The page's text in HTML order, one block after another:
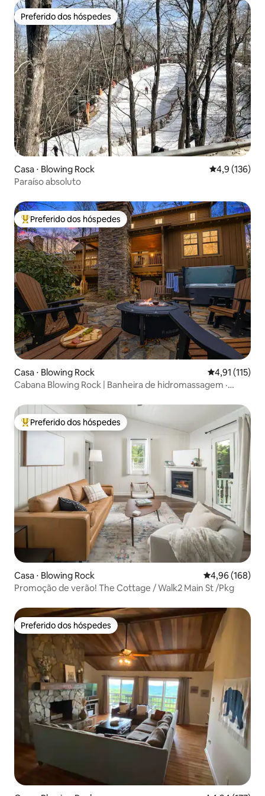
Preferido dos hóspedes
Preferido dos hóspedes
Casa ⋅ Blowing Rock 4,9 de uma
4,9 (136)
Paraíso absoluto
Entre os melhores preferidos dos hóspedes
Preferido dos hóspedes
Casa ⋅ Blowing Rock 4,91 de uma
4,91 (115)
Cabana Blowing Rock | Banheira de hidromassagem ·
Entre os melhores preferidos dos hóspedes
Preferido dos hóspedes
Casa ⋅ Blowing Rock 4,96 de uma
4,96 (168)
Promoção de verão! The Cottage / Walk2 Main St /Pkg
Preferido dos hóspedes
Preferido dos hóspedes